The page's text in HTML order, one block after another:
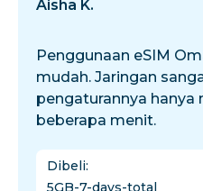
Aisha K.
Penggunaan eSIM
mudah. Jaringan
pengaturannya
beberapa menit.
Dibeli:
5GB-7-days-total